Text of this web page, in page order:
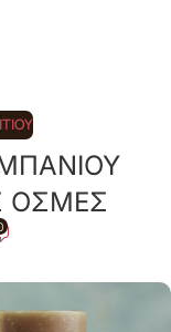
ΟΣΜΕΣ